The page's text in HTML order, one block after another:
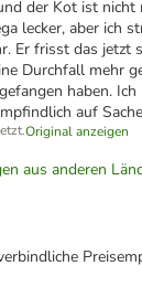
der Kot ist nicht
lecker, aber ich
Er frisst das jetzt
Durchfall mehr
haben.
auf
Original anzeigen
aus anderen